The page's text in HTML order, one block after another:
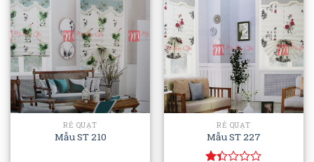
RẺ QUẠT
Mẫu ST 210
RẺ QUẠT
Mẫu ST 227